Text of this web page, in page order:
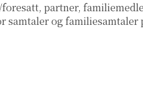
partner,
samtaler og familiesamtaler